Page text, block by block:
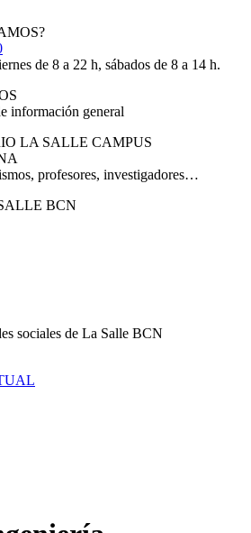
de 8 a 22 h, sábados de 8 a 14 h.
información general
LA SALLE CAMPUS
profesores, investigadores…
BCN
sociales de La Salle BCN